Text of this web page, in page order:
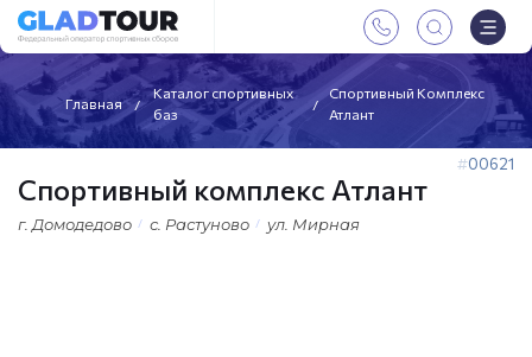
Главная
Каталог спортивных
баз
Спортивный Комплекс
Атлант
00621
Спортивный комплекс Атлант
г. Домодедово с. Растуново ул. Мирная